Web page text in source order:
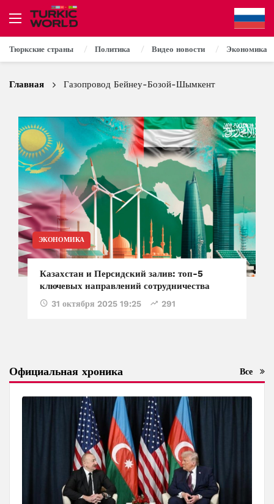
Тюркские страны Политика Видео новости Экономика
Главная Газопровод Бейнеу-Бозой-Шымкент
ЭКОНОМИКА
Казахстан и Персидский залив: топ-5
ключевых направлений сотрудничества
31 октября 2025 19:25 291
Официальная хроника Все